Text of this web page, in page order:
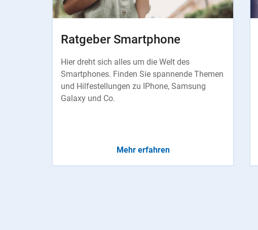
Ratgeber Smartphone
Hier dreht sich alles um die Welt des
Smartphones. Finden Sie spannende Themen
und Hilfestellungen zu IPhone, Samsung
Galaxy und Co.
Mehr erfahren